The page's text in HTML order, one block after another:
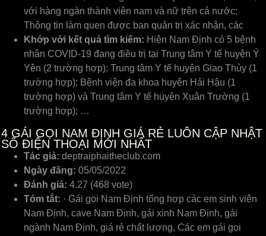
với hàng ngàn thành viên nam và nữ trên cả nước;
Thông tin làm quen được ban quản trị xác nhận, các
Khớp với kết quả tìm kiếm: Hiện Nam Định có 5 bệnh
nhân COVID-19 đang điều trị tại Trung tâm Y tế huyện Ý
Yên (2 trường hợp); Trung tâm Y tế huyện Giao Thủy (1
trường hợp); Bệnh viện đa khoa huyện Hải Hậu (1
trường hợp) và Trung tâm Y tế huyện Xuân Trường (1
trường hợp); …
4 GÁI GỌI NAM ĐỊNH GIÁ RẺ LUÔN CẬP NHẬT
SỐ ĐIỆN THOẠI MỚI NHẤT
Tác giả: deptraiphaitheclub.com
Ngày đăng: 05/05/2022
Đánh giá: 4.27 (468 vote)
Tóm tắt: · Gái gọi Nam Định tổng hợp các em sinh viên
Nam Định, cave Nam Định, gái xinh Nam Định, gái
ngành Nam Định, giá rẻ chất lượng, Các em gái gọi